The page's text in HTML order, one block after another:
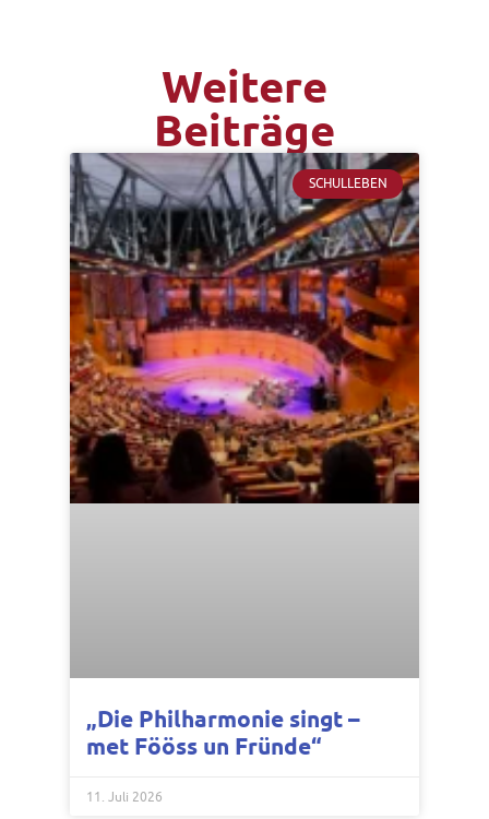
Weitere
Beiträge
SCHULLEBEN
„Die Philharmonie singt –
met Fööss un Fründe“
11. Juli 2026